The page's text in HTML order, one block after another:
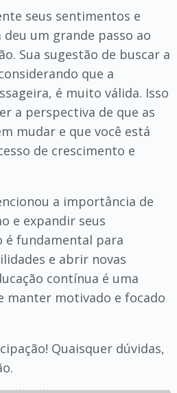
seus sentimentos e
um grande passo ao
Sua sugestão de buscar a
que a
é muito válida. Isso
a perspectiva de que as
mudar e que você está
de crescimento e
a importância de
e expandir seus
é fundamental para
e abrir novas
contínua é uma
manter motivado e focado
Quaisquer dúvidas,